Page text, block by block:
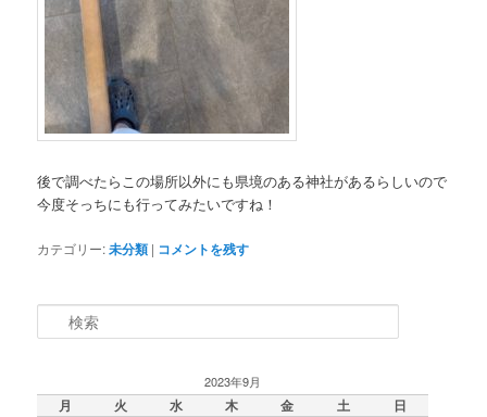
後で調べたらこの場所以外にも県境のある神社があるらしいので
今度そっちにも行ってみたいですね！
カテゴリー:未分類 | コメントを残す
2023年9月
月 火 水 木 金 土 日